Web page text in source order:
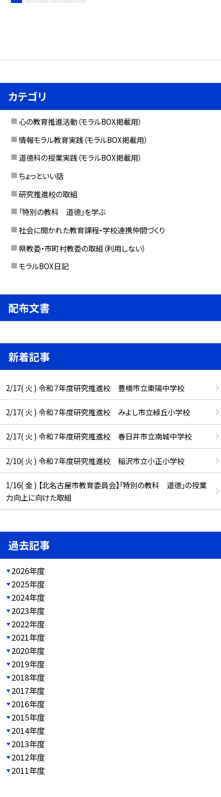
カテゴリ
心の教育推進活動（モラルBOX掲載用）
情報モラル教育実践（モラルBOX掲載用）
道徳科の授業実践（モラルBOX掲載用）
ちょっといい話
研究推進校の取組
「特別の教科 道徳」を学ぶ
社会に開かれた教育課程・学校連携仲間づくり
県教委・市町村教委の取組（利用しない）
モラルBOX日記
配布文書
新着記事
2/17( 火 ) 令和７年度研究推進校 豊橋市立東陽中学校
2/17( 火 ) 令和７年度研究推進校 みよし市立緑丘小学校
2/17( 火 ) 令和７年度研究推進校 春日井市立南城中学校
2/10( 火 ) 令和７年度研究推進校 稲沢市立小正小学校
1/16( 金 ) 【北名古屋市教育委員会】「特別の教科 道徳」の授業
力向上に向けた取組
過去記事
2026年度
2025年度
2024年度
2023年度
2022年度
2021年度
2020年度
2019年度
2018年度
2017年度
2016年度
2015年度
2014年度
2013年度
2012年度
2011年度